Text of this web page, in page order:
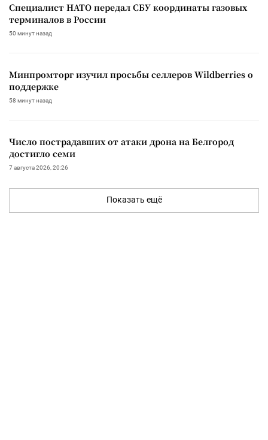
Специалист НАТО передал СБУ координаты газовых
терминалов в России
50 минут назад
Минпромторг изучил просьбы селлеров Wildberries о
поддержке
58 минут назад
Число пострадавших от атаки дрона на Белгород
достигло семи
7 августа 2026, 20:26
Показать ещё